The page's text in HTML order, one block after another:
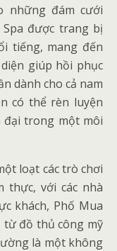
những đám cưới
được trang bị
tiếng, mang đến
giúp hồi phục
dành cho cả nam
có thể rèn luyện
trong một môi
loạt các trò chơi
thực, với các nhà
khách, Phố Mua
từ đồ thủ công mỹ
là một không